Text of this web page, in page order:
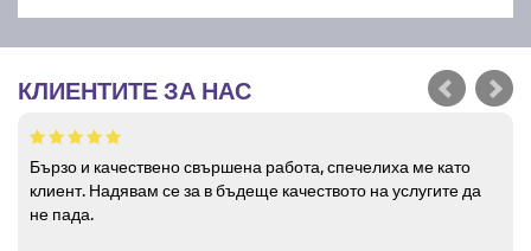
КЛИЕНТИТЕ ЗА НАС
Бързо и качествено свършена работа, спечелиха ме като
клиент. Надявам се за в бъдеще качеството на услугите да
не пада.